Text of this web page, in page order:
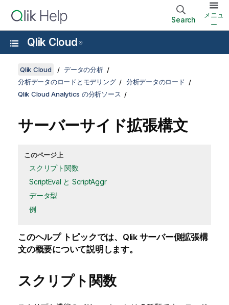
Search
メニュ
ー
Qlik Cloud ®
Qlik Cloud
データの分析
分析データのロードとモデリング
分析データのロード
Qlik Cloud Analytics の分析ソース
サーバーサイド拡張構文
このページ上
スクリプト関数
ScriptEval と ScriptAggr
データ型
例
このヘルプ トピックでは、 Qlikサーバー側拡張構
文の概要について説明します。
スクリプト関数